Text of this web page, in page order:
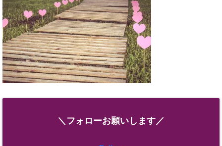
＼フォローお願いします／